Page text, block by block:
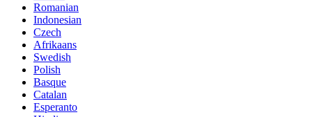
Romanian
Indonesian
Czech
Afrikaans
Swedish
Polish
Basque
Catalan
Esperanto